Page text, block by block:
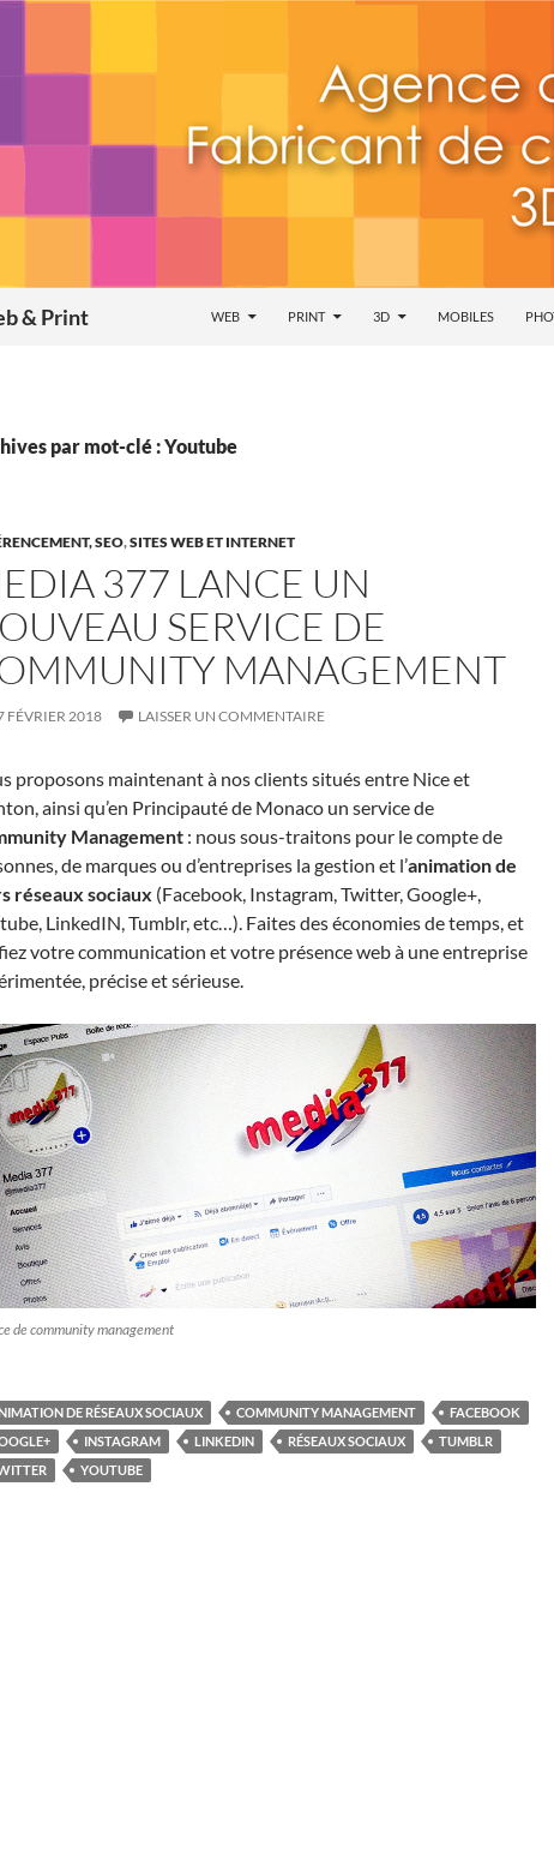
& Print WEB PRINT 3D MOBILES
par mot-clé : Youtube
SEO,SITES WEB ET INTERNET
377 LANCE UN
SERVICE DE
MANAGEMENT
FÉVRIER 2018 LAISSER UN COMMENTAIRE
proposons maintenant à nos clients situés entre Nice et
ainsi qu’en Principauté de Monaco un service de
Management : nous sous-traitons pour le compte de
de marques ou d’entreprises la gestion et l’animation de
réseaux sociaux (Facebook, Instagram, Twitter, Google+,
LinkedIN, Tumblr, etc…). Faites des économies de temps, et
votre communication et votre présence web à une entreprise
précise et sérieuse.
de community management
DE RÉSEAUX SOCIAUX COMMUNITY MANAGEMENT
FACEBOOK
INSTAGRAM LINKEDIN RÉSEAUX SOCIAUX
TUMBLR
YOUTUBE